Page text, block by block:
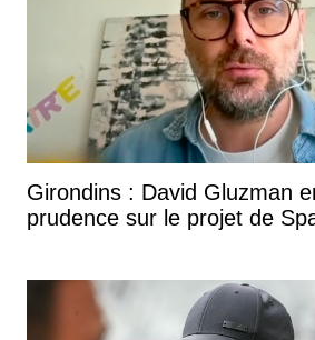
Girondins : David Gluzman
prudence sur le projet de